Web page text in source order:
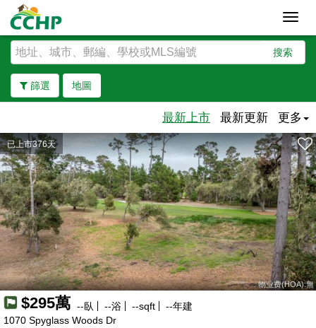
搜索
篩選 地圖
去除邊界
最新上市 最新更新 更多
已上市376天
物业费(HOA):無
$295萬 --臥 --浴 --sqft --年建
1070 Spyglass Woods Dr